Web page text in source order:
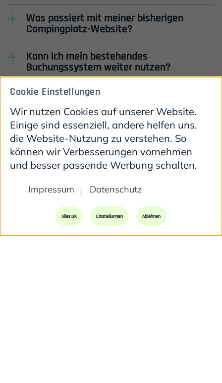
Antwort anzeigen
Was passiert mit meiner bisherigen
Campingplatz-Website?
Antwort anzeigen
Kann ich mein bestehendes
Buchungssystem weiter nutzen?
Kontakt
LottaLeben Media GmbH
Werbeagentur | Internetagentur
Obermaierstr. 7
90408 Nürnberg
0911 30862300
kontakt@lottaleben.de
Cookie Einstellungen
Wir nutzen Cookies auf unserer Website.
Einige sind essenziell, andere helfen uns,
die Website-Nutzung zu verstehen. So
können wir Verbesserungen vornehmen
und besser passende Werbung schalten.
Impressum Datenschutz
Alles OK Einstellungen Ablehnen